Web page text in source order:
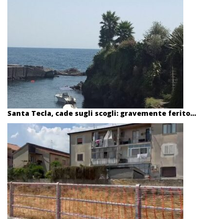
Santa Tecla, cade sugli scogli: gravemente ferito...